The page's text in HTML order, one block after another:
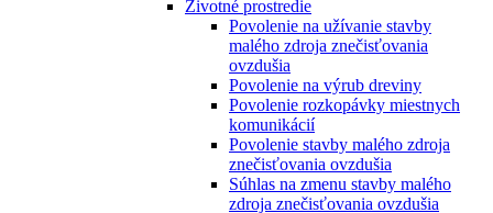
Životné prostredie
Povolenie na užívanie stavby
malého zdroja znečisťovania
ovzdušia
Povolenie na výrub dreviny
Povolenie rozkopávky miestnych
komunikácií
Povolenie stavby malého zdroja
znečisťovania ovzdušia
Súhlas na zmenu stavby malého
zdroja znečisťovania ovzdušia